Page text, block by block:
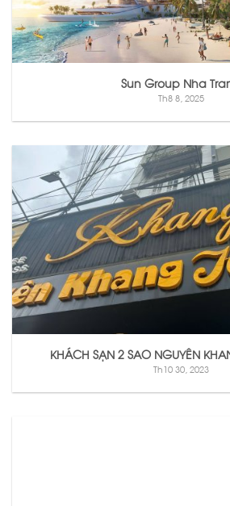
Sun Group Nha
Th8 8, 2025
KHÁCH SẠN 2 SAO NGUYÊN
Th10 30, 2023